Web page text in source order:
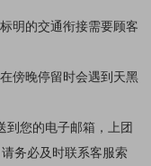
明的交通衔接需要顾客
傍晚停留时会遇到天黑
到您的电子邮箱，上团
务必及时联系客服索